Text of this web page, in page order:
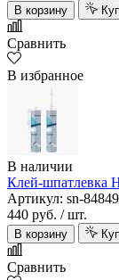
В корзину
Сравнить
В избранное
В наличии
Клей-шпатлевка
Артикул: sn-
440 руб. / шт.
В корзину
Сравнить